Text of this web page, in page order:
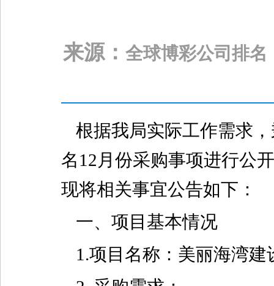
来源： 全球博彩公司排名
根据我局实际工作需求
名12月份采购事项进行公
现将相关事宜公告如下：
一、项目基本情况
1.项目名称：美丽海湾